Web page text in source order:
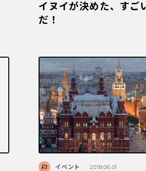
イヌイが決めた、すご
だ！
イベント 2018.06.01